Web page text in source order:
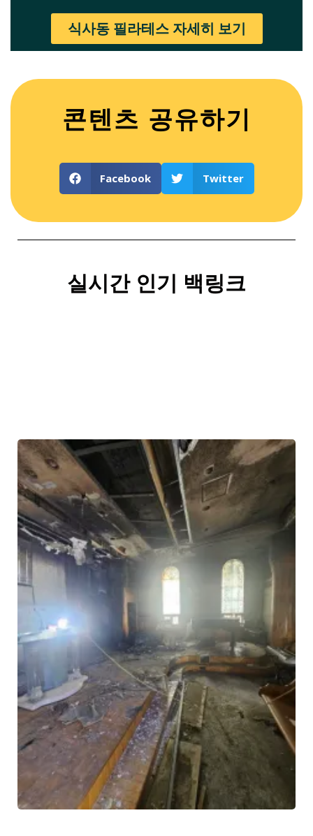
식사동 필라테스 자세히 보기
콘텐츠 공유하기
Facebook Twitter
실시간 인기 백링크